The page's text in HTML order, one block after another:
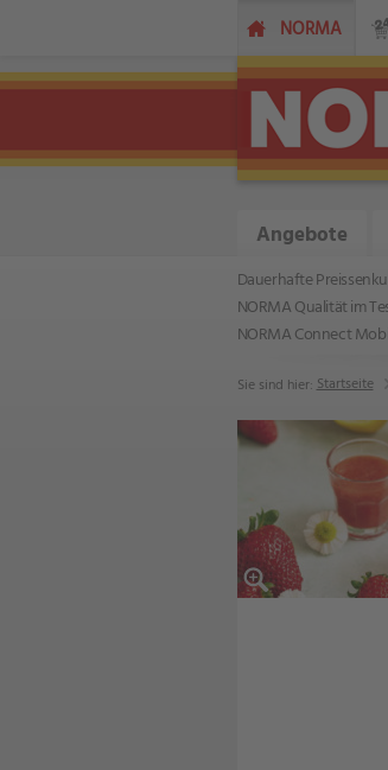
NORMA
Angebote
Dauerhafte
NORMA Qualität im
NORMA Connect
Sie sind hier: Startseite